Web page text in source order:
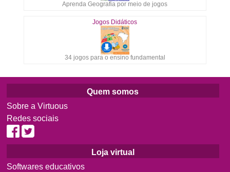
Aprenda Geografia por meio de jogos
Jogos Didáticos
34 jogos para o ensino fundamental
Quem somos
Sobre a Virtuous
Redes sociais
Loja virtual
Softwares educativos